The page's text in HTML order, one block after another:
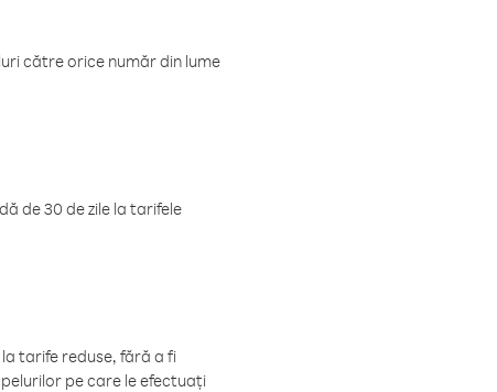
către orice număr din lume
de 30 de zile la tarifele
tarife reduse, fără a fi
pe care le efectuați